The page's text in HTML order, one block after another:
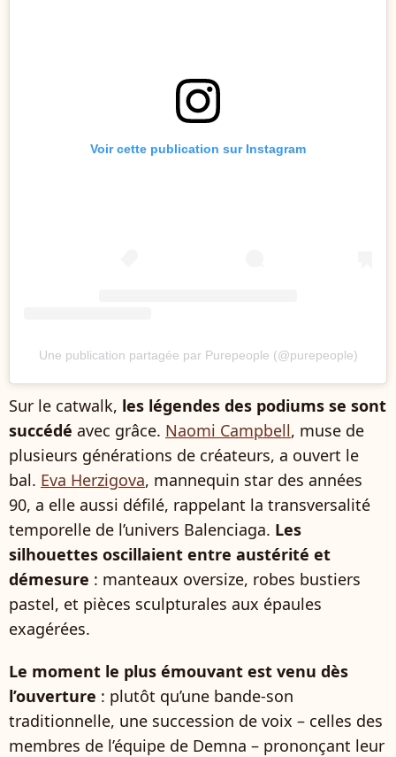
Voir cette publication sur Instagram
Une publication partagée par Purepeople (@purepeople)
Sur le catwalk, les légendes des podiums se sont
succédé avec grâce. Naomi Campbell, muse de
plusieurs générations de créateurs, a ouvert le
bal. Eva Herzigova, mannequin star des années
90, a elle aussi défilé, rappelant la transversalité
temporelle de l’univers Balenciaga. Les
silhouettes oscillaient entre austérité et
démesure : manteaux oversize, robes bustiers
pastel, et pièces sculpturales aux épaules
exagérées.
Le moment le plus émouvant est venu dès
l’ouverture : plutôt qu’une bande-son
traditionnelle, une succession de voix – celles des
membres de l’équipe de Demna – prononçant leur